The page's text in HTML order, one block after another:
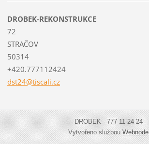
DROBEK-REKONSTRUKCE
72
STRAČOV
50314
+420.777112424
dst24@tiscali.cz
DROBEK - 777 11 24 24
Vytvořeno službouWebnode